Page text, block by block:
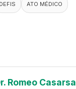
DEFIS
ATO MÉDICO
Romeo Casarsa